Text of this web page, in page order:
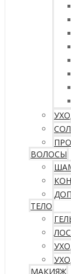
ВОЛОСЫ
ТЕЛО
МАКИЯЖ